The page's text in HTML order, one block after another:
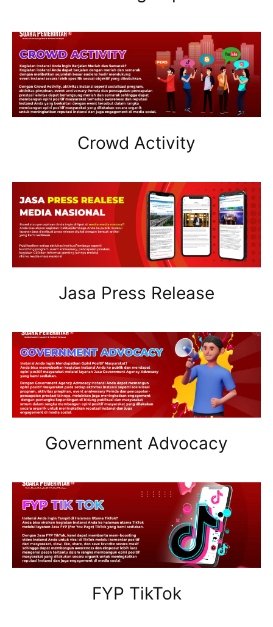
Crowd Activity
Jasa Press Release
Government Advocacy
FYP TikTok